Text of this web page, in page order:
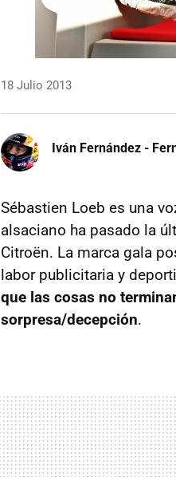
18 Julio 2013
Iván Fernández -
Sébastien Loeb es una
alsaciano ha pasado la
Citroën. La marca gala
labor publicitaria y
que las cosas no
sorpresa/decepción.